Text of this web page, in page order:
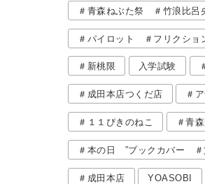
＃青森ねぶた祭 ＃竹浪比
＃パイロット ＃フリクシ
＃新桃限 入学試験
＃成田本店つくだ店 ＃
＃１１ぴきのねこ ＃青
＃本の日 ”ブックカバー
＃成田本店 YOASOBI